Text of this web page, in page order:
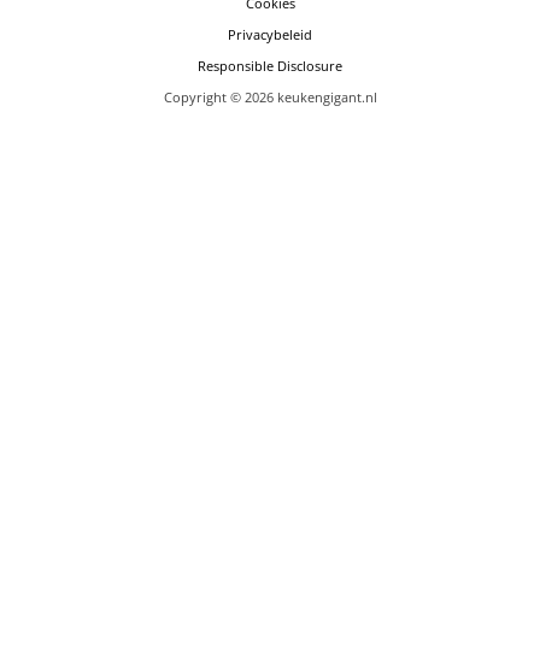
Privacybeleid
Responsible Disclosure
Copyright © 2026 keukengigant.nl